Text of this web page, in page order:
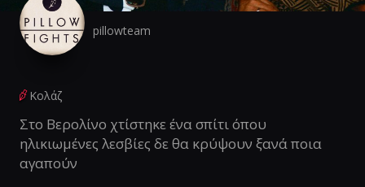
pillowteam
Κολάζ
Στο Βερολίνο χτίστηκε ένα σπίτι όπου
ηλικιωμένες λεσβίες δε θα κρύψουν ξανά ποια
αγαπούν